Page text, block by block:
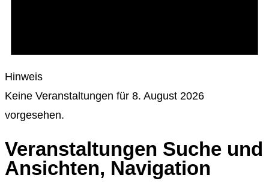
Hinweis
Keine Veranstaltungen für 8. August 2026
vorgesehen.
Veranstaltungen Suche und
Ansichten, Navigation